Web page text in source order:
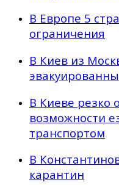
В Европе 5
ограничения
В Киев из
В Киеве резко
возможности
транспортом
В
карантин